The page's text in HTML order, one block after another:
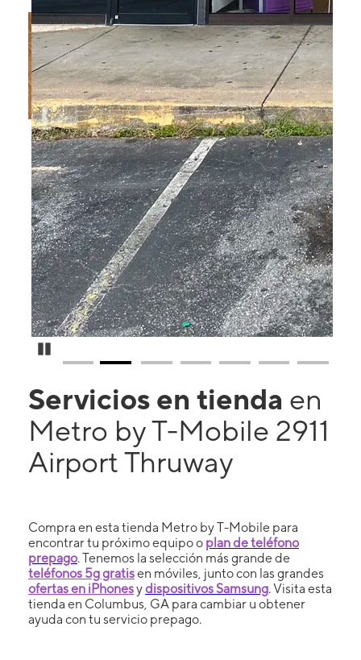
Servicios en tienda en
Metro by T-Mobile 2911
Airport Thruway
Compra en esta tienda Metro by T-Mobile para
encontrar tu próximo equipo o plan de teléfono
prepago. Tenemos la selección más grande de
teléfonos 5g gratisen móviles, junto con las grandes
ofertas en iPhonesydispositivos Samsung. Visita esta
tienda en Columbus, GA para cambiar u obtener
ayuda con tu servicio prepago.